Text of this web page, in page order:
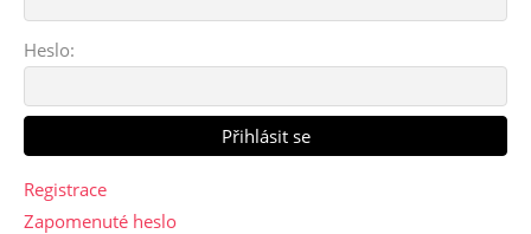
Heslo:
Registrace
Zapomenuté heslo